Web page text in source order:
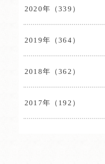
2020年（339）
2019年（364）
2018年（362）
2017年（192）